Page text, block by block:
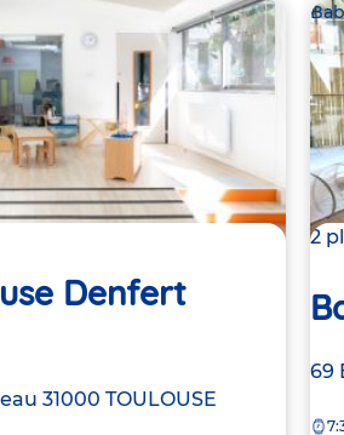
Denfert
31000 TOULOUSE
2
la
69